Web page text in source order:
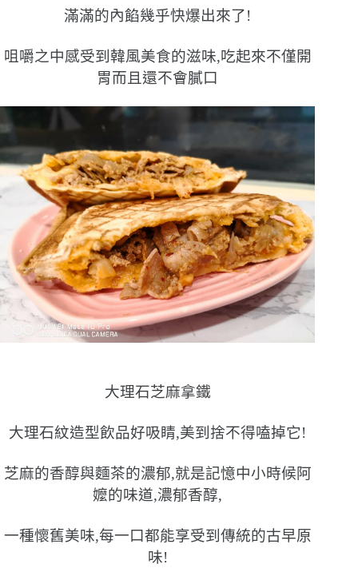
滿滿的內餡幾乎快爆出來了!
咀嚼之中感受到韓風美食的滋味,吃起來不僅開
胃而且還不會膩口
大理石芝麻拿鐵
大理石紋造型飲品好吸睛,美到捨不得嗑掉它!
芝麻的香醇與麵茶的濃郁,就是記憶中小時候阿
嬤的味道,濃郁香醇,
一種懷舊美味,每一口都能享受到傳統的古早原
味!